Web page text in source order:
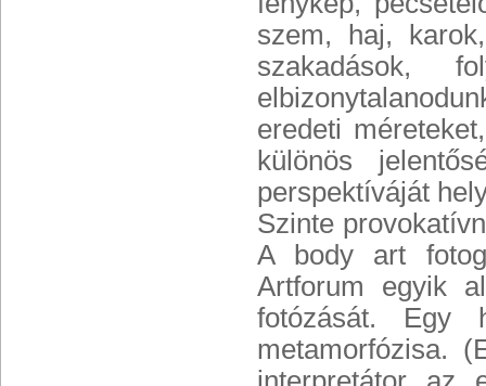
szem, haj,
szakadások,
eredeti
különös
perspektíváját
Szinte
A body art
Artforum egyik
fotózását. Egy
metamorfózisa.